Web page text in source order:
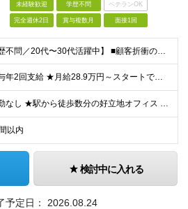
未経験歓迎 学歴不問 ベテランOK
完全週休2日 賞与複数月 面接1回
【学歴不問／20代〜30代活躍中】 ■顧客折衝の経験をお持ちの方、 またはソリューション営業の経験をお持ちの方 （業界・年数不問） IT業界の知識がない方も大歓迎！ 前職での営業経験やコミュニケ
★賞与年2回支給 ★月給28.9万円～スタートできる ★資格取得支援制度あり！ 月給28万9,000円〜36万8,000円＋賞与年2回＋諸手当 ※経験や能力等を考慮し、当社規定により決定します。
★転勤なし ★駅から徒歩数分の好立地オフィス 【本社】 東京都品川区北品川3-6-2 品川MSビル3階 ※(変更の範囲)上記を除く当社関連勤務地
以内
検討中に入れる
予定日： 2026.08.24